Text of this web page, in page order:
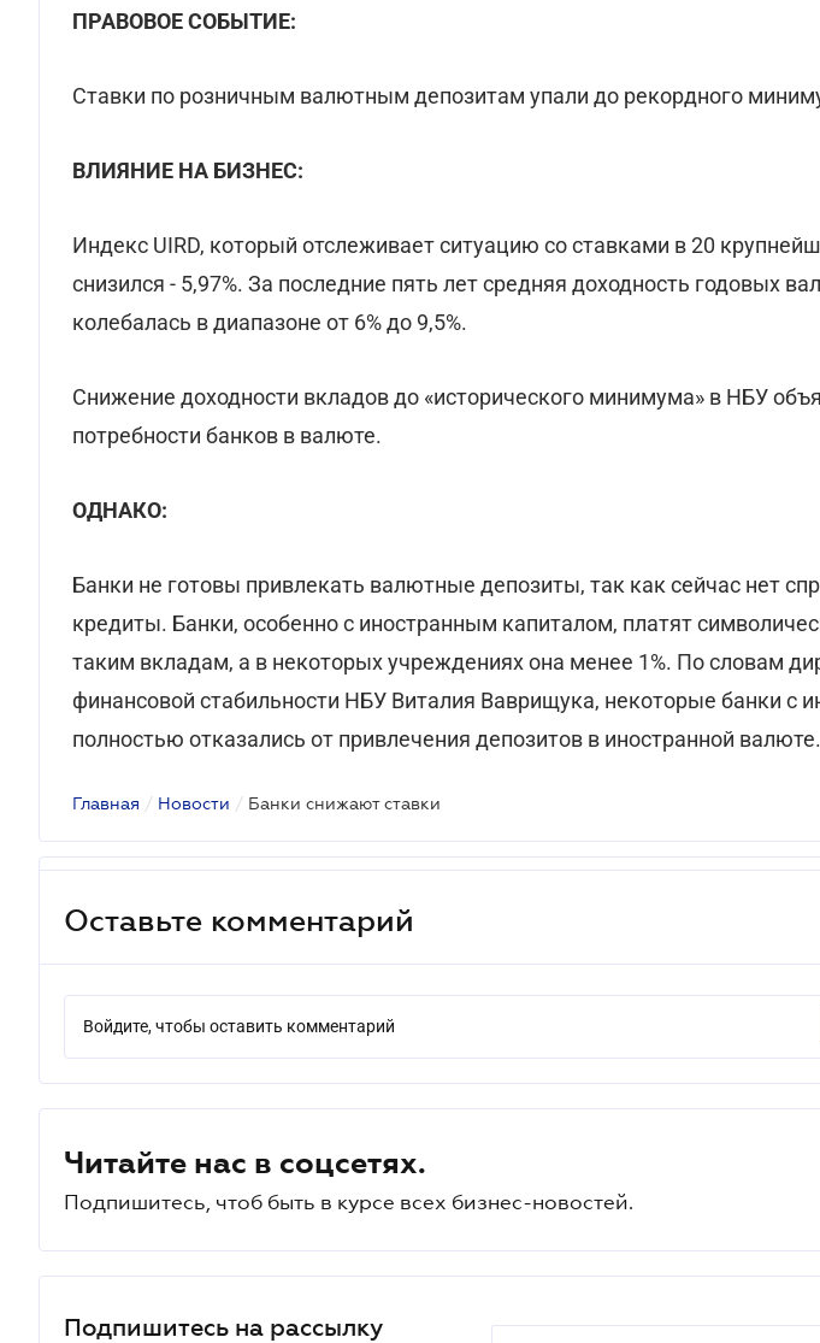
ПРАВОВОЕ СОБЫТИЕ:
Ставки по розничным валютным депозитам упали до рекордного
ВЛИЯНИЕ НА БИЗНЕС:
Индекс UIRD, который отслеживает ситуацию со ставками в 20
снизился - 5,97%. За последние пять лет средняя доходность годовых
колебалась в диапазоне от 6% до 9,5%.
Снижение доходности вкладов до «исторического минимума» в НБУ
потребности банков в валюте.
ОДНАКО:
Банки не готовы привлекать валютные депозиты, так как сейчас нет
кредиты. Банки, особенно с иностранным капиталом, платят
таким вкладам, а в некоторых учреждениях она менее 1%. По словам
финансовой стабильности НБУ Виталия Ваврищука, некоторые банки с
полностью отказались от привлечения депозитов в иностранной валюте.
Главная / Новости / Банки снижают ставки
Оставьте комментарий
Войдите, чтобы оставить комментарий
Читайте нас в соцсетях.
Подпишитесь, чтоб быть в курсе всех бизнес-новостей.
Подпишитесь на рассылку